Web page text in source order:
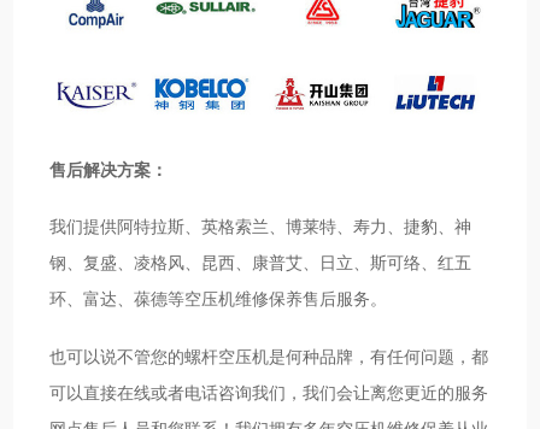
售后解决方案：
我们提供阿特拉斯、英格索兰、博莱特、寿力、捷豹、神
钢、复盛、凌格风、昆西、康普艾、日立、斯可络、红五
环、富达、葆德等空压机维修保养售后服务。
也可以说不管您的螺杆空压机是何种品牌，有任何问题，都
可以直接在线或者电话咨询我们，我们会让离您更近的服务